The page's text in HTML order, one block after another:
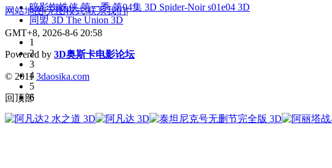
暗影蜘蛛侠 第一季 第04集 3D Spider-Noir s01e04 3D
同盟 3D The Union 3D
1
2
3
4
5
6
网站地图|无图模式|联系我们|
GMT+8, 2026-8-6 20:58
Powered by 3D奥斯卡电影论坛
© 20113daosika.com
回顶部